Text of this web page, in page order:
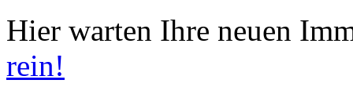
Hier warten Ihre neuen
rein!